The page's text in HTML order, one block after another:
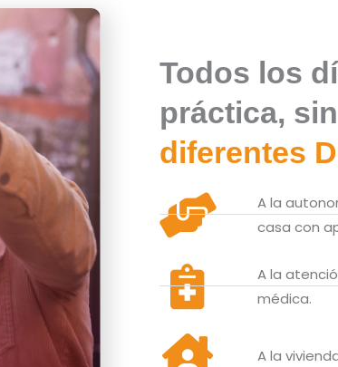
Todos los
práctica,
diferentes
A la
casa con
A la
médica.
A la